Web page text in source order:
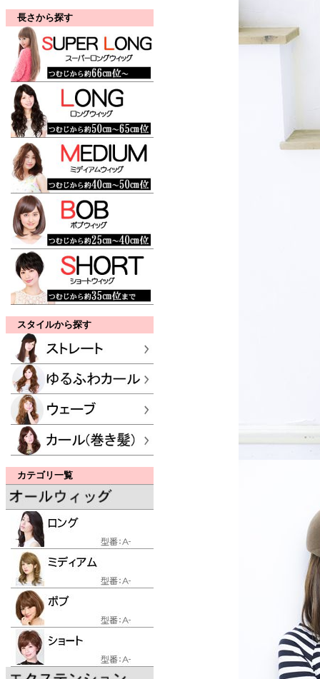
長さから探す
スタイルから探す
カテゴリ一覧